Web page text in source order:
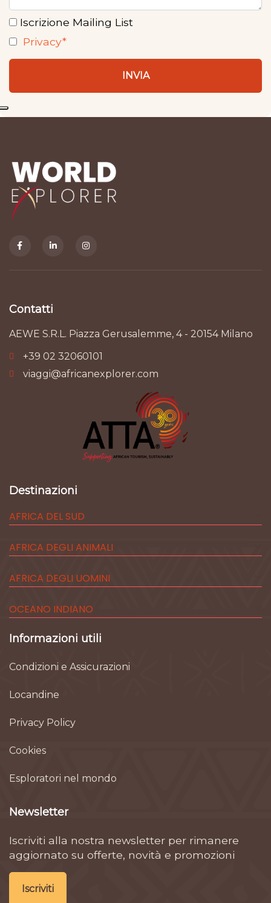
Iscrizione Mailing List
Privacy*
INVIA
Contatti
AEWE S.R.L. Piazza Gerusalemme, 4 - 20154 Milano
+39 02 32060101
viaggi@africanexplorer.com
Destinazioni
AFRICA DEL SUD
AFRICA DEGLI ANIMALI
AFRICA DEGLI UOMINI
OCEANO INDIANO
Informazioni utili
Condizioni e Assicurazioni
Locandine
Privacy Policy
Cookies
Esploratori nel mondo
Newsletter
Iscriviti alla nostra newsletter per rimanere
aggiornato su offerte, novità e promozioni
Iscriviti